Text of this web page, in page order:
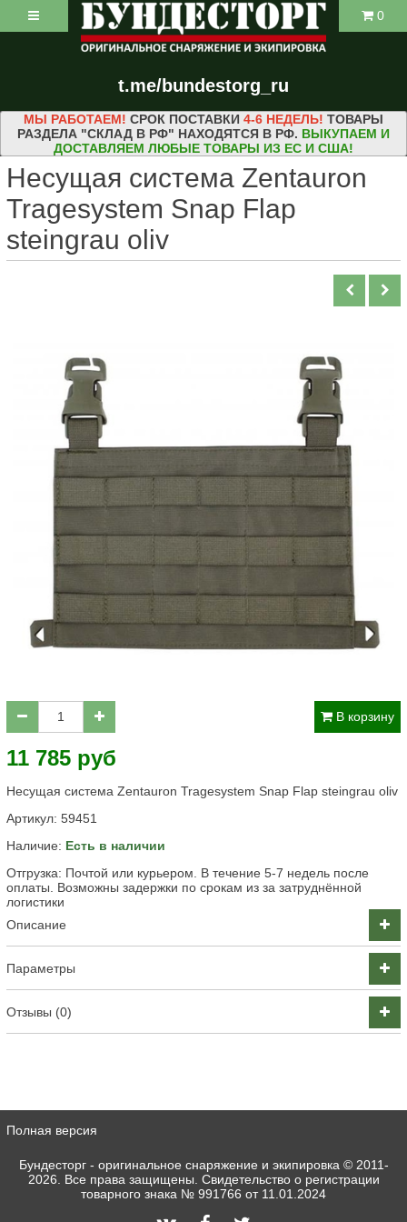
t.me/bundestorg_ru
0
МЫ РАБОТАЕМ! СРОК ПОСТАВКИ 4-6 НЕДЕЛЬ! ТОВАРЫ
РАЗДЕЛА "СКЛАД В РФ" НАХОДЯТСЯ В РФ. ВЫКУПАЕМ И
ДОСТАВЛЯЕМ ЛЮБЫЕ ТОВАРЫ ИЗ ЕС И США!
Несущая система Zentauron
Tragesystem Snap Flap
steingrau oliv
В корзину
11 785 руб
Несущая система Zentauron Tragesystem Snap Flap steingrau oliv
Артикул: 59451
Наличие: Есть в наличии
Отгрузка: Почтой или курьером. В течение 5-7 недель после
оплаты. Возможны задержки по срокам из за затруднённой
логистики
Описание
Параметры
Отзывы (0)
Полная версия
Бундесторг - оригинальное снаряжение и экипировка © 2011-
2026. Все права защищены. Свидетельство о регистрации
товарного знака № 991766 от 11.01.2024